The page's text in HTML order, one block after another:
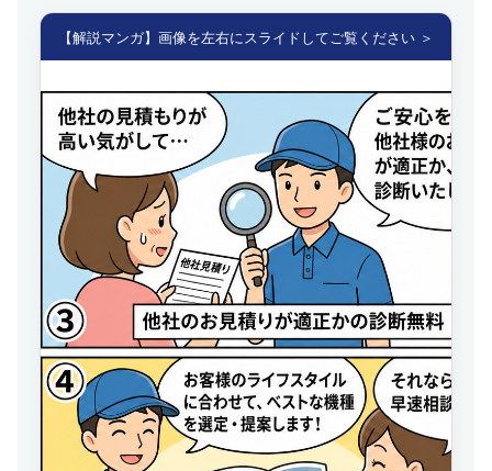
【解説マンガ】画像を左右にスライドしてご覧ください ＞